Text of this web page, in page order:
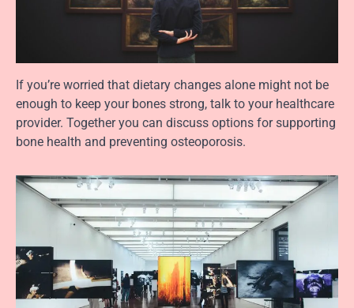
If you’re worried that dietary changes alone might not be
enough to keep your bones strong, talk to your healthcare
provider. Together you can discuss options for supporting
bone health and preventing osteoporosis.